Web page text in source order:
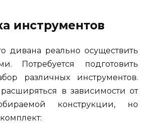
инструментов
дивана реально осуществить
Потребуется подготовить
различных инструментов.
в зависимости от
конструкции, но